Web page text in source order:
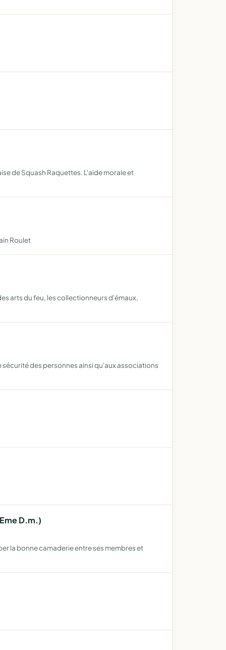
de Squash Raquettes. L'aide morale et
Roulet
arts du feu, les collectionneurs d'émaux,
des personnes ainsi qu'aux associations
D.m.)
la bonne camaderie entre ses membres et